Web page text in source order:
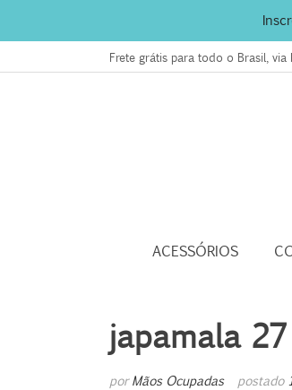
Frete grátis para todo o Brasil,
ACESSÓRIOS
japamala
porMãos Ocupadas postado